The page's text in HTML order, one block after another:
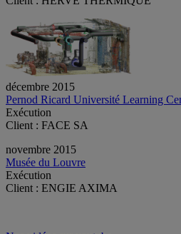
décembre 2015
Pernod Ricard Université Learning
Exécution
Client : FACE SA
novembre 2015
Musée du Louvre
Exécution
Client : ENGIE AXIMA